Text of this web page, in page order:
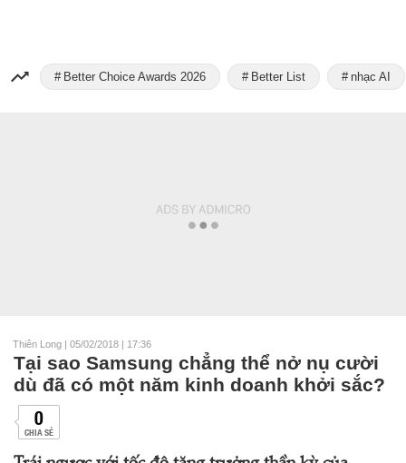
Better Choice Awards 2026 Better List nhạc AI
Thiên Long | 05/02/2018 | 17:36
Tại sao Samsung chẳng thể nở nụ cười
dù đã có một năm kinh doanh khởi sắc?
0
CHIA SẺ